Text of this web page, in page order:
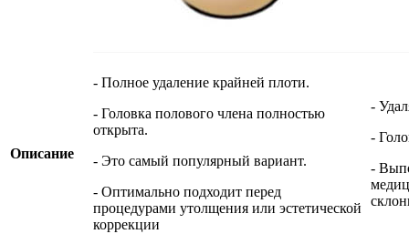
Описание
- Полное удаление крайней плоти.
- Головка полового члена полностью
открыта.
- Это самый популярный вариант.
- Оптимально подходит перед
процедурами утолщения или эстетической
коррекции
-
-
-